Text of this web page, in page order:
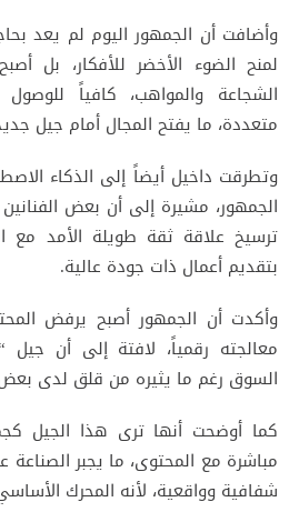
وأضافت أن الجمهور اليوم لم يعد
لمنح الضوء الأخضر للأفكار، بل
الشجاعة والمواهب، كافياً
متعددة، ما يفتح المجال أمام جيل
وتطرقت داخيل أيضاً إلى الذكاء
الجمهور، مشيرة إلى أن بعض
ترسيخ علاقة ثقة طويلة الأمد مع
بتقديم أعمال ذات جودة عالية.
وأكدت أن الجمهور أصبح يرفض
معالجته رقمياً، لافتة إلى أن
السوق رغم ما يثيره من قلق لدى
كما أوضحت أنها ترى هذا الجيل
مباشرة مع المحتوى، ما يجبر
شفافية وواقعية، لأنه المحرك